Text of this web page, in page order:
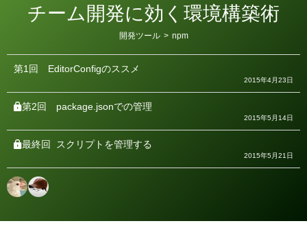
チーム開発に効く環境構築術
カ
ゴ
ー
開発ツール > npm
第1回 EditorConfigのススメ
2015年4月23日
第2回 package.jsonでの管理
2015年5月14日
最終回 スクリプトを管理する
2015年5月21日